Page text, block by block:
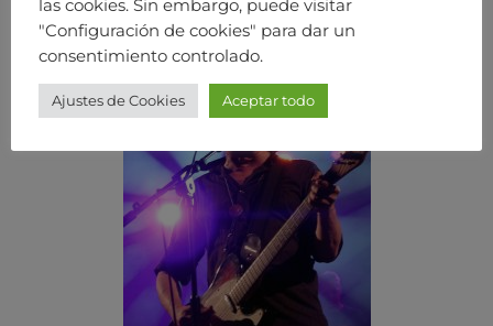
las cookies. Sin embargo, puede visitar
"Configuración de cookies" para dar un
consentimiento controlado.
Ajustes de Cookies Aceptar todo